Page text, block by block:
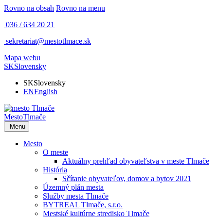
Rovno na obsah Rovno na menu
036 / 634 20 21
sekretariat@mestotlmace.sk
Mapa webu
SKSlovensky
SKSlovensky
ENEnglish
MestoTlmače
Menu
Mesto
O meste
Aktuálny prehľad obyvateľstva v meste Tlmače
História
Sčítanie obyvateľov, domov a bytov 2021
Územný plán mesta
Služby mesta Tlmače
BYTREAL Tlmače, s.r.o.
Mestské kultúrne stredisko Tlmače